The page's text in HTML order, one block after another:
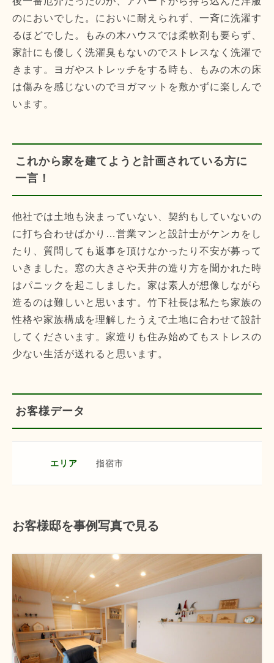
のにおいでした。においに耐えられず、一斉に洗濯す
るほどでした。もみの木ハウスでは柔軟剤も要らず、
家計にも優しく洗濯臭もないのでストレスなく洗濯で
きます。ヨガやストレッチをする時も、もみの木の床
は傷みを感じないのでヨガマットを敷かずに楽しんで
います。
これから家を建てようと計画されている方に
一言！
他社では土地も決まっていない、契約もしていないの
に打ち合わせばかり…営業マンと設計士がケンカをし
たり、質問しても返事を頂けなかったり不安が募って
いきました。窓の大きさや天井の造り方を聞かれた時
はパニックを起こしました。家は素人が想像しながら
造るのは難しいと思います。竹下社長は私たち家族の
性格や家族構成を理解したうえで土地に合わせて設計
してくださいます。家造りも住み始めてもストレスの
少ない生活が送れると思います。
お客様データ
エリア 指宿市
お客様邸を事例写真で見る